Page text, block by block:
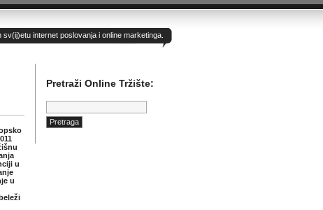
internet poslovanja i online marketinga.
u
u
Pretraži Online Tržište:
Pretraga: